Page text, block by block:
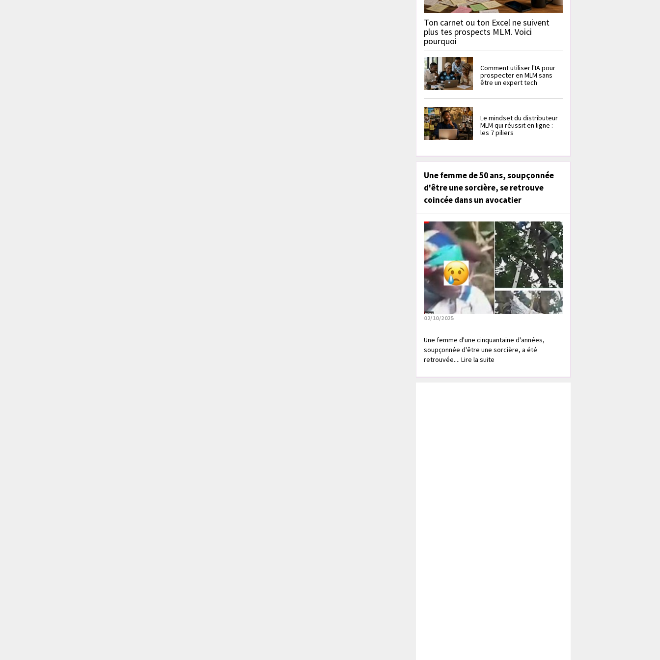
Ton carnet ou ton Excel ne suivent
plus tes prospects MLM. Voici
pourquoi
Comment utiliser l'IA pour
prospecter en MLM sans
être un expert tech
Le mindset du distributeur
MLM qui réussit en ligne :
les 7 piliers
Une femme de 50 ans, soupçonnée
d'être une sorcière, se retrouve
coincée dans un avocatier
02/10/2025
Une femme d'une cinquantaine d'années,
soupçonnée d'être une sorcière, a été
retrouvée.... Lire la suite